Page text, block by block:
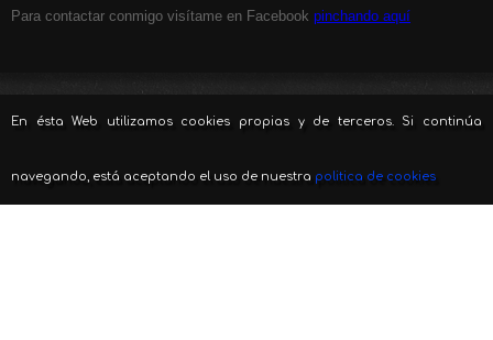
Para contactar conmigo visítame en Facebook pinchando aquí
En ésta Web utilizamos cookies propias y de terceros. Si continúa
navegando, está aceptando el uso de nuestra politica de cookies